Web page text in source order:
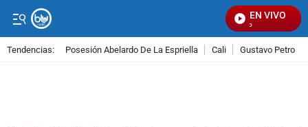
EN VIVO
Tendencias: Posesión Abelardo De La Espriella Cali Gustavo Petro